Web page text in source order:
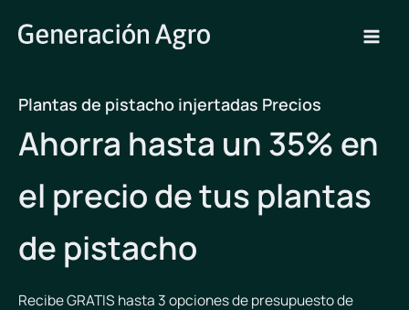
Plantas de pistacho injertadas Precios
Ahorra hasta un 35% en
el precio de tus plantas
de pistacho
Recibe GRATIS hasta 3 opciones de presupuesto de